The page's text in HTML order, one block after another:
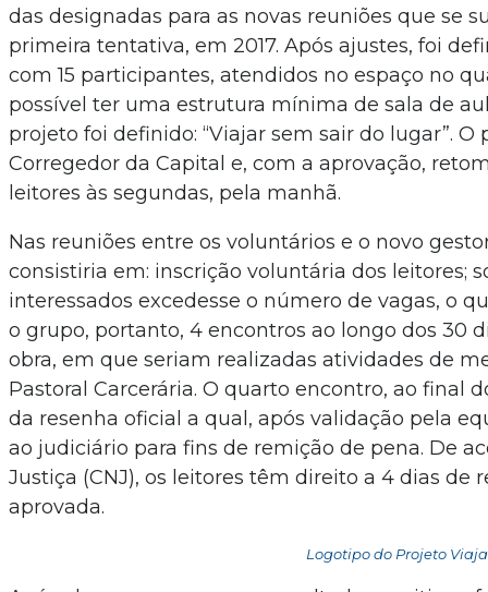
das designadas para as novas reuniões que se
primeira tentativa, em 2017. Após ajustes, foi
com 15 participantes, atendidos no espaço no
possível ter uma estrutura mínima de sala de
projeto foi definido: “Viajar sem sair do lugar”.
Corregedor da Capital e, com a aprovação,
leitores às segundas, pela manhã.
Nas reuniões entre os voluntários e o novo
consistiria em: inscrição voluntária dos leitores;
interessados excedesse o número de vagas, o
o grupo, portanto, 4 encontros ao longo dos 30
obra, em que seriam realizadas atividades de
Pastoral Carcerária. O quarto encontro, ao final
da resenha oficial a qual, após validação pela
ao judiciário para fins de remição de pena. De
Justiça (CNJ), os leitores têm direito a 4 dias de
aprovada.
Logotipo do Projeto